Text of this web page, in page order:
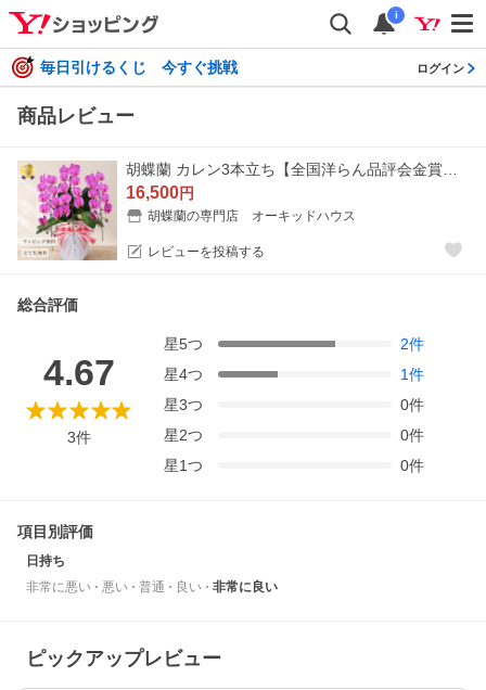
i
毎日引けるくじ 今すぐ挑戦 ログイン
商品レビュー
16,500円
胡蝶蘭の専門店 オーキッドハウス
レビューを投稿する
総合評価
4.67
3件
星5つ 2件
星4つ 1件
星3つ 0件
星2つ 0件
星1つ 0件
項目別評価
日持ち
非常に悪い
悪い 普通 良い 非常に良い
ピックアップレビュー